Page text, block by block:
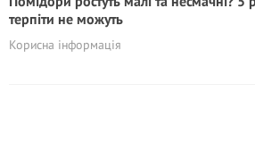
терпіти не можуть
Корисна інформація